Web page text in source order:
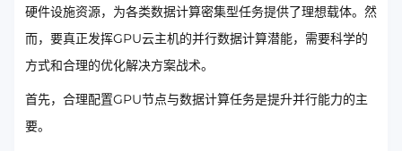
硬件设施资源，为各类数据计算密集型任务提供了理想载体。然
而，要真正发挥GPU云主机的并行数据计算潜能，需要科学的
方式和合理的优化解决方案战术。
首先，合理配置GPU节点与数据计算任务是提升并行能力的主
要。